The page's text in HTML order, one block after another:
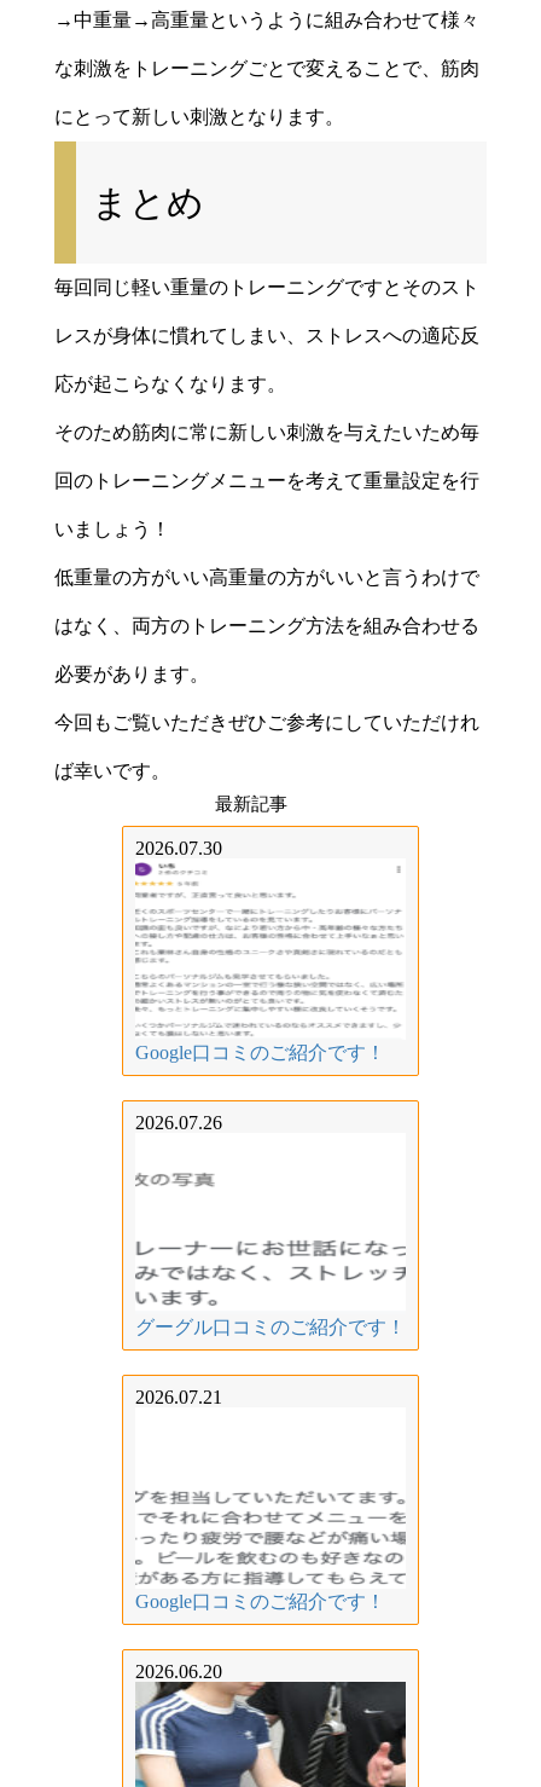
→中重量→高重量というように組み合わせて様々
な刺激をトレーニングごとで変えることで、筋肉
にとって新しい刺激となります。
まとめ
毎回同じ軽い重量のトレーニングですとそのスト
レスが身体に慣れてしまい、ストレスへの適応反
応が起こらなくなります。
そのため筋肉に常に新しい刺激を与えたいため毎
回のトレーニングメニューを考えて重量設定を行
いましょう！
低重量の方がいい高重量の方がいいと言うわけで
はなく、両方のトレーニング方法を組み合わせる
必要があります。
今回もご覧いただきぜひご参考にしていただけれ
ば幸いです。
最新記事
2026.07.30
Google口コミのご紹介です！
2026.07.26
グーグル口コミのご紹介です！
2026.07.21
Google口コミのご紹介です！
2026.06.20